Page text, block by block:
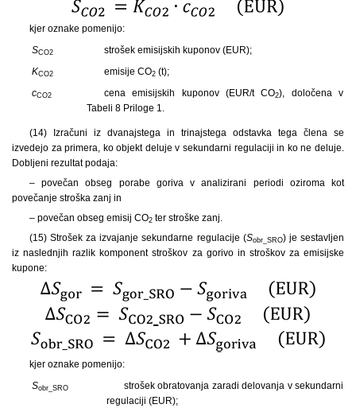
kjer oznake pomenijo:
SCO2
strošek emisijskih kuponov (EUR);
KCO2 emisije CO2(t);
cCO2 cena emisijskih kuponov (EUR/t CO2), določena v
Tabeli 8 Priloge 1.
(14) Izračuni iz dvanajstega in trinajstega odstavka tega člena se
izvedejo za primera, ko objekt deluje v sekundarni regulaciji in ko ne deluje.
Dobljeni rezultat podaja:
– povečan obseg porabe goriva v analizirani periodi oziroma kot
povečanje stroška zanj in
– povečan obseg emisij CO2ter stroške zanj.
(15) Strošek za izvajanje sekundarne regulacije (Sobr_SRO) je sestavljen
iz naslednjih razlik komponent stroškov za gorivo in stroškov za emisijske
kupone:
kjer oznake pomenijo:
Sobr_SRO
strošek obratovanja zaradi delovanja v sekundarni
regulaciji (EUR);